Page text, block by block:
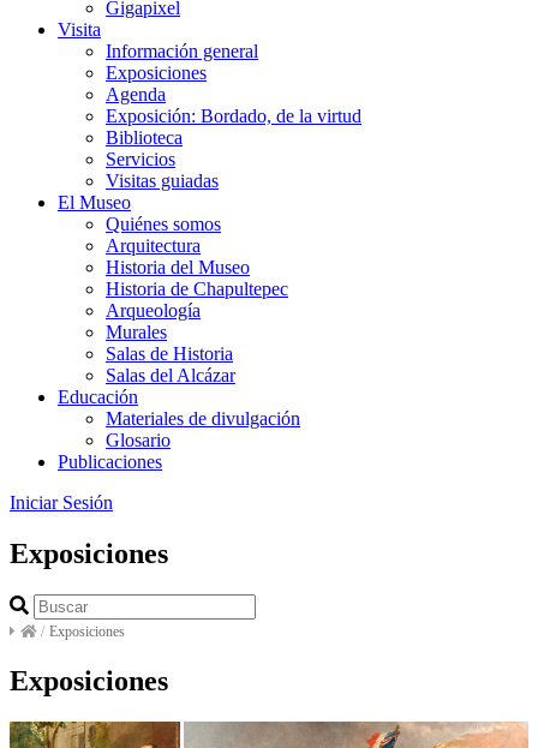
Gigapixel
Visita
Información general
Exposiciones
Agenda
Exposición: Bordado, de la virtud
Biblioteca
Servicios
Visitas guiadas
El Museo
Quiénes somos
Arquitectura
Historia del Museo
Historia de Chapultepec
Arqueología
Murales
Salas de Historia
Salas del Alcázar
Educación
Materiales de divulgación
Glosario
Publicaciones
Iniciar Sesión
Exposiciones
/ Exposiciones
Exposiciones